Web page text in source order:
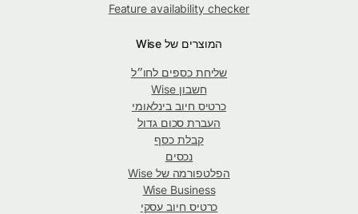
Feature availability checker
המוצרים של Wise
שליחת כספים לחו״ל
חשבון Wise
כרטיס חיוב בינלאומי
העברת סכום גדול
קבלת כסף
נכסים
הפלטפורמה של Wise
Wise Business
כרטיס חיוב עסקי